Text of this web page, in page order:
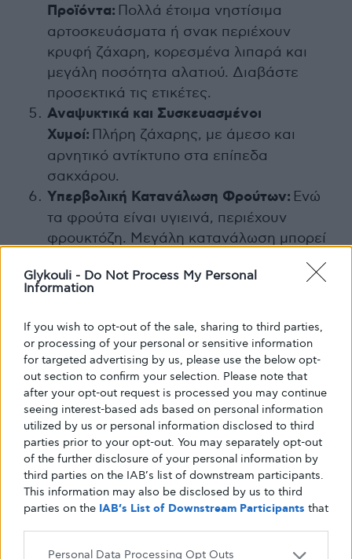
Glykouli - Do Not Process My Personal
Information
If you wish to opt-out of the sale, sharing to third parties,
or processing of your personal or sensitive information
for targeted advertising by us, please use the below opt-
out section to confirm your selection. Please note that
after your opt-out request is processed you may continue
seeing interest-based ads based on personal information
utilized by us or personal information disclosed to third
parties prior to your opt-out. You may separately opt-out
of the further disclosure of your personal information by
third parties on the IAB’s list of downstream participants.
This information may also be disclosed by us to third
parties on the IAB’s List of Downstream Participants that
Personal Data Processing Opt Outs
Προϊόντα: Πολλά έτοιμα νηστίσιμα
αρτοσκευάσματα ή σνακ περιέχουν
κρυφή ζάχαρη, κορεσμένα λιπαρά και
μεγάλη ποσότητα αλατιού. Διαβάστε
προσεκτικά τις ετικέτες.
Αναψυκτικά και Συσκευασμένοι
Χυμοί: Πλήρη ζάχαρης, με άμεσο και
αρνητικό αντίκτυπο στα επίπεδα
σακχάρου.
Υπερβολική Κατανάλωση Φρούτων: Ενώ
τα φρούτα είναι υγιεινά, περιέχουν
φρουκτόζη. Μεγάλη κατανάλωση μπορεί
να επηρεάσει το σάκχαρο. Προτιμήστε 2-3
μερίδες την ημέρα.